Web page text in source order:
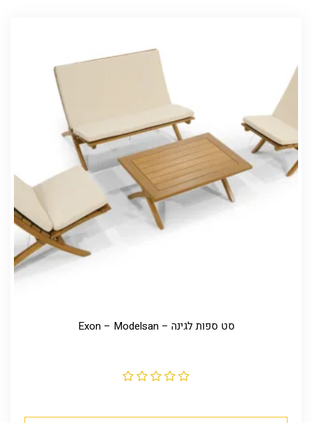
סט ספות לגינה – Exon – Modelsan